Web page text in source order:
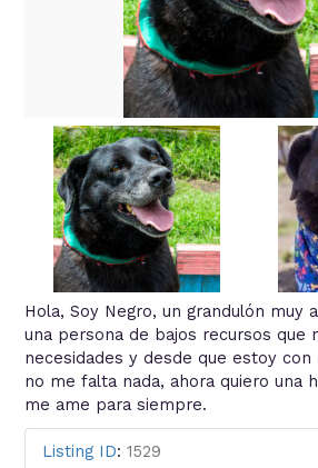
Hola, Soy Negro, un grandulón muy
una persona de bajos recursos que
necesidades y desde que estoy con
no me falta nada, ahora quiero una
me ame para siempre.
Listing ID:1529